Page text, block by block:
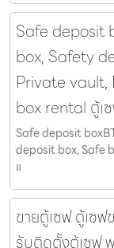
Safe deposit
box, Safety
Private vault,
box rental ตู้เ
Safe deposit
deposit box, Safe
แ
ขายตู้เซฟ ตู้เซฟ
รับติดตั้งตู้เซฟ